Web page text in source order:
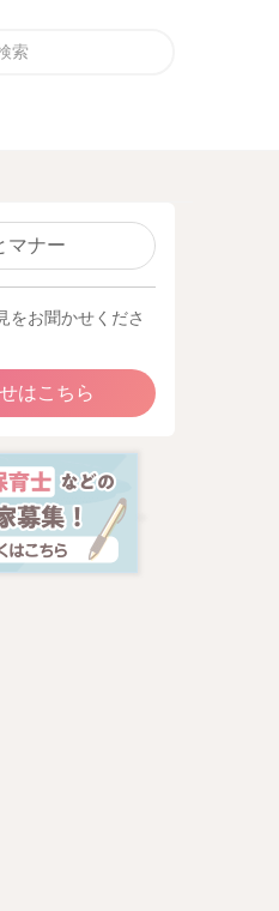
マナー
をお聞かせくださ
はこちら